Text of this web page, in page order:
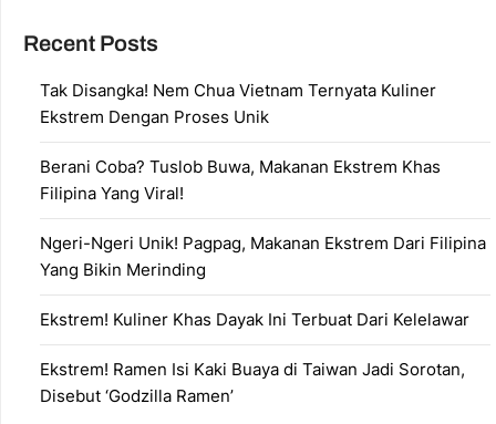
Recent Posts
Tak Disangka! Nem Chua Vietnam Ternyata Kuliner
Ekstrem Dengan Proses Unik
Berani Coba? Tuslob Buwa, Makanan Ekstrem Khas
Filipina Yang Viral!
Ngeri-Ngeri Unik! Pagpag, Makanan Ekstrem Dari Filipina
Yang Bikin Merinding
Ekstrem! Kuliner Khas Dayak Ini Terbuat Dari Kelelawar
Ekstrem! Ramen Isi Kaki Buaya di Taiwan Jadi Sorotan,
Disebut ‘Godzilla Ramen’